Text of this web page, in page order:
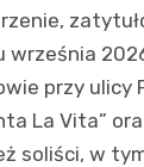
września
przy ulicy
La Vita”
soliści, w